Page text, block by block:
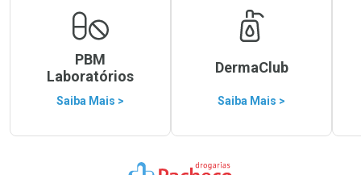
PBM
Laboratórios
Saiba Mais >
DermaClub
Saiba Mais >
Ir para a Home